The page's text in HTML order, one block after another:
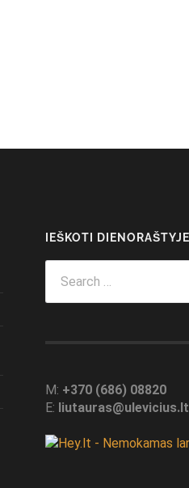
IEŠKOTI DIENORAŠTYJE
for:
M: +370 (686) 08820
E: liutauras@ulevicius.lt